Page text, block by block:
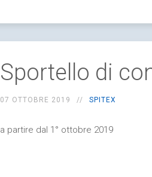
Sportello di
07 OTTOBRE 2019 SPITEX
a partire dal 1° ottobre 2019